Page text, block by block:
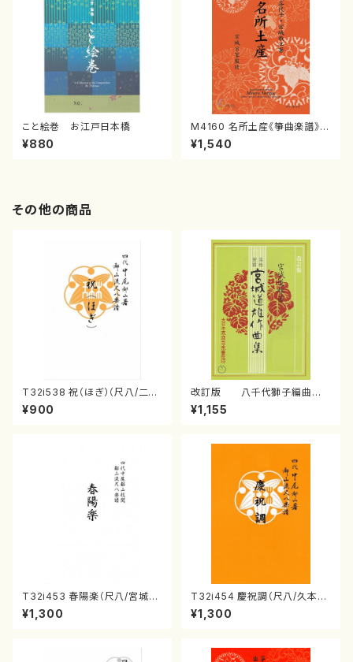
こと絵巻 お江戸日本橋
¥880
M4160 名所土産《箏曲楽譜》
（箏/宮城喜代子・宮城数江著・
宮城宗家監修/箏曲古典楽譜）
¥1,540
その他の商品
T32i538 祝（ほぎ）（尺八/二代
池田静山/楽譜）都山流公刊楽譜
曲番:2247
¥900
改訂版 八千代獅子編曲
（編曲八千代獅子）(/宮城道
雄/楽譜）
¥1,155
T32i453 春陽楽（尺八/宮城道
雄/楽譜）都山流公刊楽譜曲番:2
160
¥1,300
T32i454 慶祝調（尺八/久本玄
智/楽譜）都山流公刊楽譜曲番:2
161
¥1,300